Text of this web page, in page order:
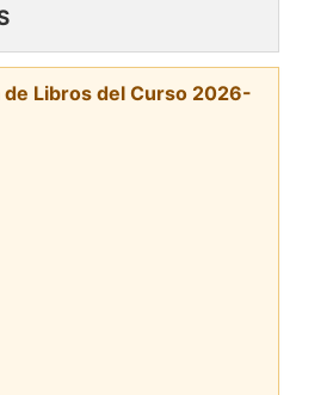
de Libros del Curso 2026-